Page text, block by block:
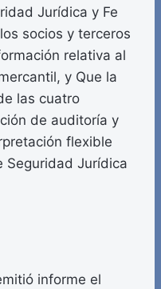
Jurídica y Fe
socios y terceros
relativa al
y Que la
las cuatro
de auditoría y
flexible
Seguridad Jurídica
informe el